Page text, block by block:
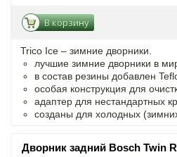
В корзину
Trico Ice – зимние дворники.
лучшие зимние дворники в
в состав резины добавлен
особая конструкция для
адаптер для нестандартных
созданы для холодных
Дворник задний Bosch Twin